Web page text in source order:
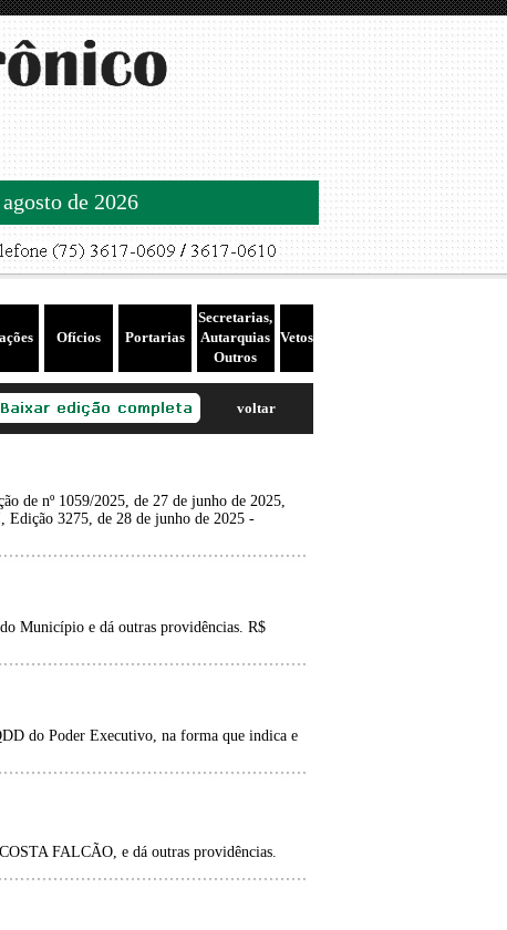
de 2026
Ofícios Portarias
Secretarias,
Autarquias
Outros
Vetos
voltar
de nº 1059/2025, de 27 de junho de 2025,
3275, de 28 de junho de 2025 -
Município e dá outras providências. R$
do Poder Executivo, na forma que indica e
FALCÃO, e dá outras providências.